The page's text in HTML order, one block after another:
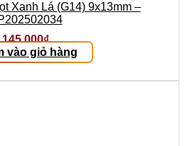
Xanh Lá (G14) 9x13mm –
145.000₫
vào giỏ hàng